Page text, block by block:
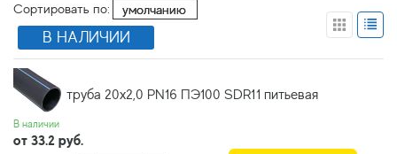
Сортировать по:
В НАЛИЧИИ
труба 20х2,0 PN16 ПЭ100 SDR11 питьевая
В наличии
от 33.2 руб.